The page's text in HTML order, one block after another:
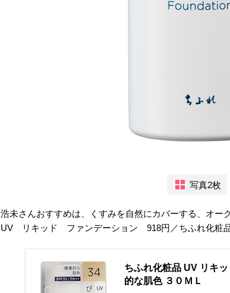
写真2枚
浩未さんおすすめは、くすみを自然にカバーする、オ
UV リキッド ファンデーション 918円／ちふれ化粧
ちふれ化粧品 UV リキ
的な肌色 ３０ＭＬ